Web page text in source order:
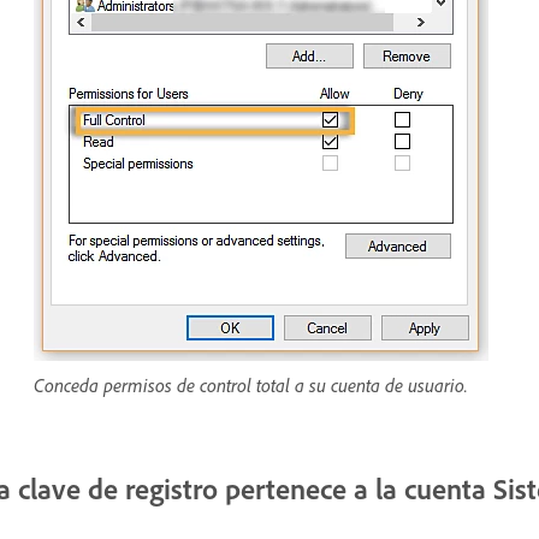
Conceda permisos de control total a su cuenta de usuario.
clave de registro pertenece a la cuenta